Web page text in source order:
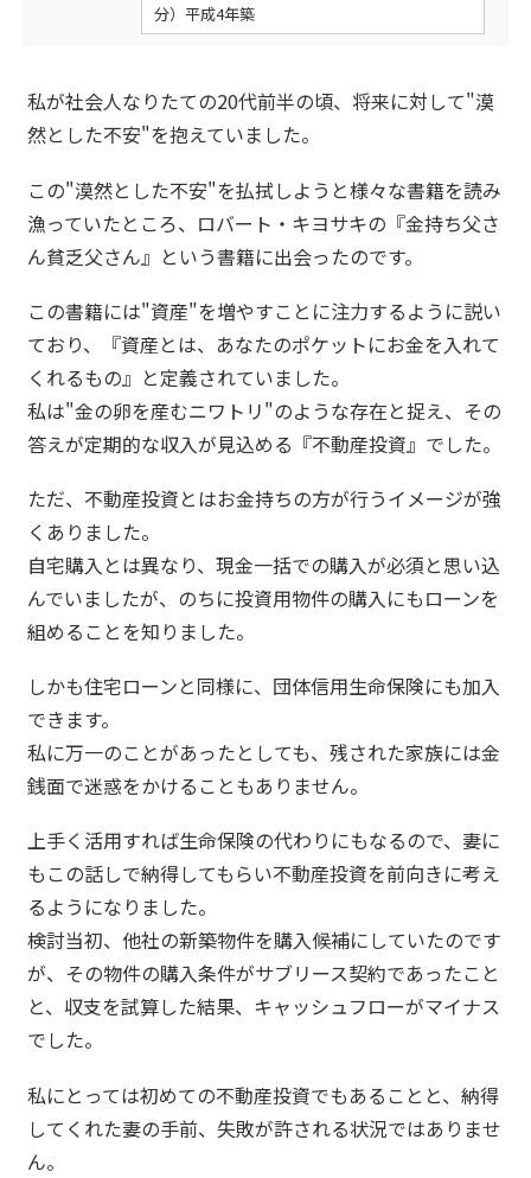
分）平成4年築
私が社会人なりたての20代前半の頃、将来に対して"漠
然とした不安"を抱えていました。
この"漠然とした不安"を払拭しようと様々な書籍を読み
漁っていたところ、ロバート・キヨサキの『金持ち父さ
ん貧乏父さん』という書籍に出会ったのです。
この書籍には"資産"を増やすことに注力するように説い
ており、『資産とは、あなたのポケットにお金を入れて
くれるもの』と定義されていました。
私は"金の卵を産むニワトリ"のような存在と捉え、その
答えが定期的な収入が見込める『不動産投資』でした。
ただ、不動産投資とはお金持ちの方が行うイメージが強
くありました。
自宅購入とは異なり、現金一括での購入が必須と思い込
んでいましたが、のちに投資用物件の購入にもローンを
組めることを知りました。
しかも住宅ローンと同様に、団体信用生命保険にも加入
できます。
私に万一のことがあったとしても、残された家族には金
銭面で迷惑をかけることもありません。
上手く活用すれば生命保険の代わりにもなるので、妻に
もこの話しで納得してもらい不動産投資を前向きに考え
るようになりました。
検討当初、他社の新築物件を購入候補にしていたのです
が、その物件の購入条件がサブリース契約であったこと
と、収支を試算した結果、キャッシュフローがマイナス
でした。
私にとっては初めての不動産投資でもあることと、納得
してくれた妻の手前、失敗が許される状況ではありませ
ん。